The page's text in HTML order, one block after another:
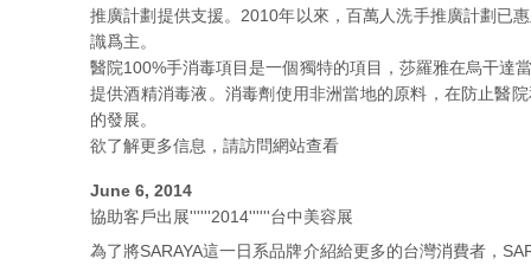
推廣計劃提供支援。2010年以來，百萬人洗手推廣計劃已
識爲主。
醫院100%手消毒項目是一個獨特的項目，莎羅雅在烏干達
提供酒精消毒液。消毒劑使用非洲當地的原料，在防止醫
的發展。
欲了解更多信息，請訪問網站查看
June 6, 2014
協助客戶出展''''''2014''''''台中美容展
為了將SARAYA這一日系品牌介紹給更多的台灣消費者，